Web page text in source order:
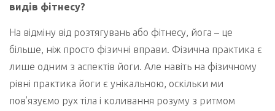
видів фітнесу?
На відміну від розтягувань або фітнесу, йога – це
більше, ніж просто фізичні вправи. Фізична практика є
лише одним з аспектів йоги. Але навіть на фізичному
рівні практика йоги є унікальною, оскільки ми
пов’язуємо рух тіла і коливання розуму з ритмом